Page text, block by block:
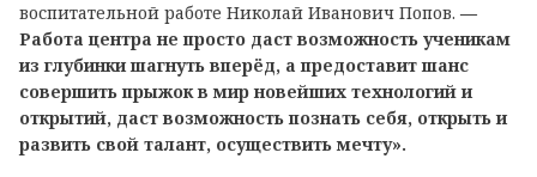
воспитательной работе Николай Иванович Попов. ―
Работа центра не просто даст возможность ученикам
из глубинки шагнуть вперёд, а предоставит шанс
совершить прыжок в мир новейших технологий и
открытий, даст возможность познать себя, открыть и
развить свой талант, осуществить мечту».